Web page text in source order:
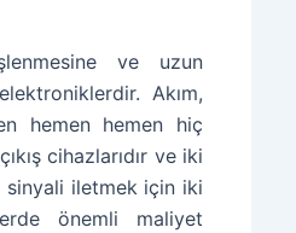
ve uzun
Akım,
hemen hemen hiç
cihazlarıdır ve iki
sinyali iletmek için iki
önemli maliyet